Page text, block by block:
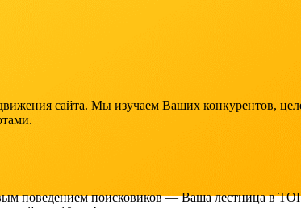
сайта. Мы изучаем Ваших конкурентов,
поведением поисковиков — Ваша лестница в